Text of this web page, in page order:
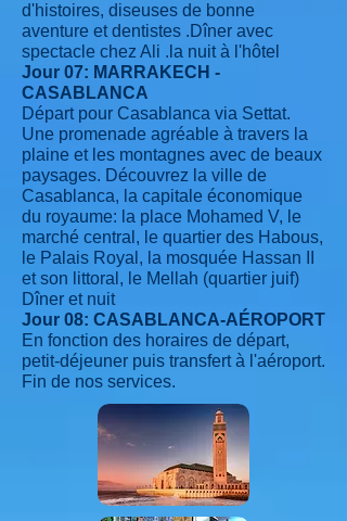
d'histoires, diseuses de bonne
aventure et dentistes .Dîner avec
spectacle chez Ali .la nuit à l'hôtel
Jour 07: MARRAKECH -
CASABLANCA
Départ pour Casablanca via Settat.
Une promenade agréable à travers la
plaine et les montagnes avec de beaux
paysages. Découvrez la ville de
Casablanca, la capitale économique
du royaume: la place Mohamed V, le
marché central, le quartier des Habous,
le Palais Royal, la mosquée Hassan II
et son littoral, le Mellah (quartier juif)
Dîner et nuit
Jour 08: CASABLANCA-AÉROPORT
En fonction des horaires de départ,
petit-déjeuner puis transfert à l'aéroport.
Fin de nos services.